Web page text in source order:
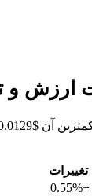
تغییرات
+0.55%